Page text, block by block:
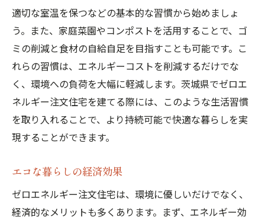
適切な室温を保つなどの基本的な習慣から始めましょ
う。また、家庭菜園やコンポストを活用することで、ゴ
ミの削減と食材の自給自足を目指すことも可能です。こ
れらの習慣は、エネルギーコストを削減するだけでな
く、環境への負荷を大幅に軽減します。茨城県でゼロエ
ネルギー注文住宅を建てる際には、このような生活習慣
を取り入れることで、より持続可能で快適な暮らしを実
現することができます。
エコな暮らしの経済効果
ゼロエネルギー注文住宅は、環境に優しいだけでなく、
経済的なメリットも多くあります。まず、エネルギー効